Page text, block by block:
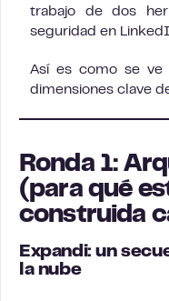
trabajo de dos
seguridad en
Así es como se ve
dimensiones clave
Ronda 1:
(para qué
construida
Expandi: un
la nube